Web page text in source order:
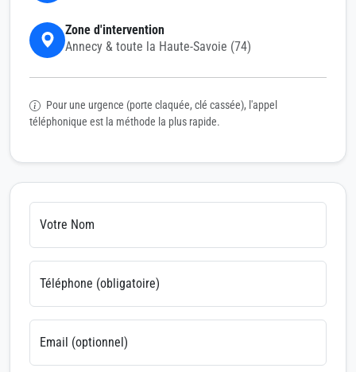
Zone d'intervention
Annecy & toute la Haute-Savoie (74)
Pour une urgence (porte claquée, clé cassée), l'appel
téléphonique est la méthode la plus rapide.
Votre Nom
Téléphone (obligatoire)
Email (optionnel)